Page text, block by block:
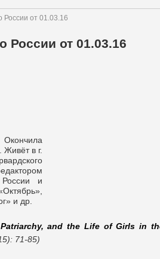
от 01.03.16
России от 01.03.16
Живёт в г.
и
и др.
and the Life of Girls in
71-85)